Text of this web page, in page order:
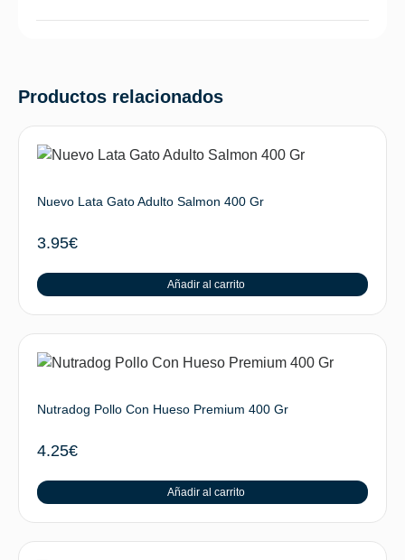
Productos relacionados
Nuevo Lata Gato Adulto Salmon 400 Gr
3.95€
Añadir al carrito
Nutradog Pollo Con Hueso Premium 400 Gr
4.25€
Añadir al carrito